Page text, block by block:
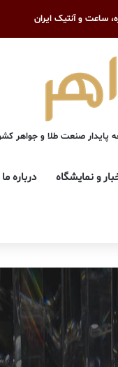
ساعت و آنتیک ایران
پایدار صنعت طلا و جواهر
و نمایشگاه درباره ما